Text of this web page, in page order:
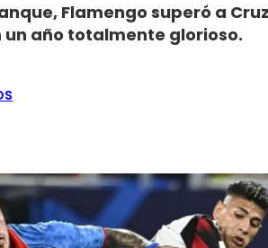
Flamengo superó a
un año totalmente glorioso.